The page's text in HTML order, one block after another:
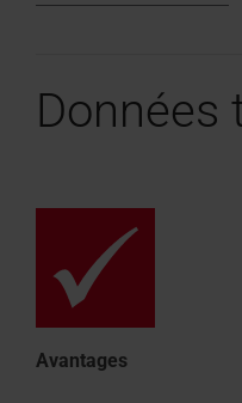
Données
Avantages